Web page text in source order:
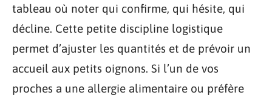
tableau où noter qui confirme, qui hésite, qui
décline. Cette petite discipline logistique
permet d’ajuster les quantités et de prévoir un
accueil aux petits oignons. Si l’un de vos
proches a une allergie alimentaire ou préfère